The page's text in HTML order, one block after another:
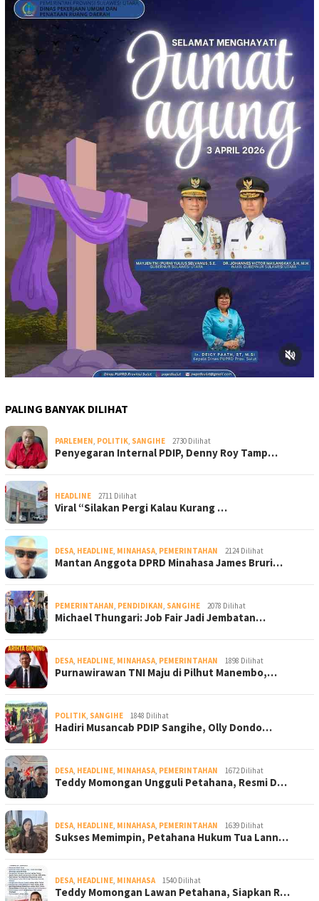
PALING BANYAK DILIHAT
PARLEMEN, POLITIK, SANGIHE 2730 Dilihat
Penyegaran Internal PDIP, Denny Roy Tamp…
HEADLINE 2711 Dilihat
Viral “Silakan Pergi Kalau Kurang …
DESA, HEADLINE, MINAHASA, PEMERINTAHAN 2124 Dilihat
Mantan Anggota DPRD Minahasa James Bruri…
PEMERINTAHAN, PENDIDIKAN, SANGIHE 2078 Dilihat
Michael Thungari: Job Fair Jadi Jembatan…
DESA, HEADLINE, MINAHASA, PEMERINTAHAN 1898 Dilihat
Purnawirawan TNI Maju di Pilhut Manembo,…
POLITIK, SANGIHE 1848 Dilihat
Hadiri Musancab PDIP Sangihe, Olly Dondo…
DESA, HEADLINE, MINAHASA, PEMERINTAHAN 1672 Dilihat
Teddy Momongan Ungguli Petahana, Resmi D…
DESA, HEADLINE, MINAHASA, PEMERINTAHAN 1639 Dilihat
Sukses Memimpin, Petahana Hukum Tua Lann…
DESA, HEADLINE, MINAHASA 1540 Dilihat
Teddy Momongan Lawan Petahana, Siapkan R…